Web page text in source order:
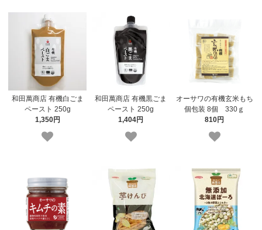
和田萬商店 有機白ごま
ペースト 250g
1,350円
和田萬商店 有機黒ごま
ペースト 250g
1,404円
オーサワの有機玄米もち
個包装 8個 330ｇ
810円